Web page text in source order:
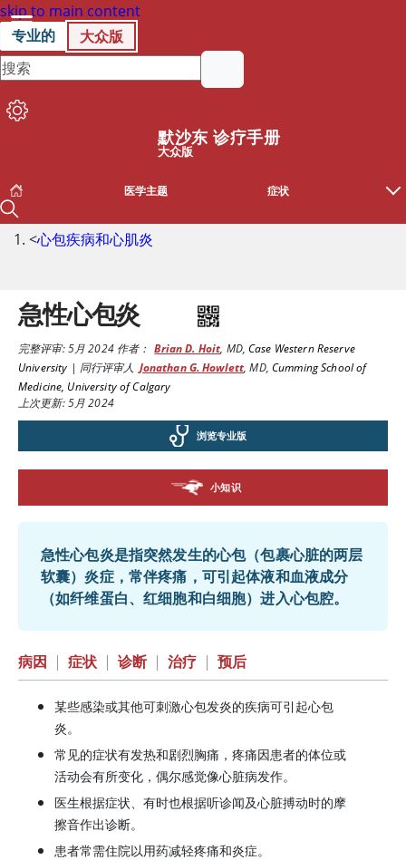
skip to main content
专业的
大众版
默沙东 诊疗手册
大众版
医学主题 症状
<心包疾病和心肌炎
急性心包炎
完整评审:5月 2024作者： Brian D. Hoit, MD,Case Western Reserve
University | 同行评审人 Jonathan G. Howlett,MD,Cumming School of
Medicine, University of Calgary
上次更新: 5月 2024
浏览专业版
小知识
急性心包炎是指突然发生的心包（包裹心脏的两层
软囊）炎症，常伴疼痛，可引起体液和血液成分
（如纤维蛋白、红细胞和白细胞）进入心包腔。
病因 | 症状 | 诊断 | 治疗 | 预后
某些感染或其他可刺激心包发炎的疾病可引起心包
炎。
常见的症状有发热和剧烈胸痛，疼痛因患者的体位或
活动会有所变化，偶尔感觉像心脏病发作。
医生根据症状、有时也根据听诊闻及心脏搏动时的摩
擦音作出诊断。
患者常需住院以用药减轻疼痛和炎症。